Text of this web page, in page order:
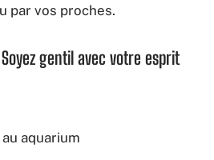
par vos proches.
gentil avec votre esprit